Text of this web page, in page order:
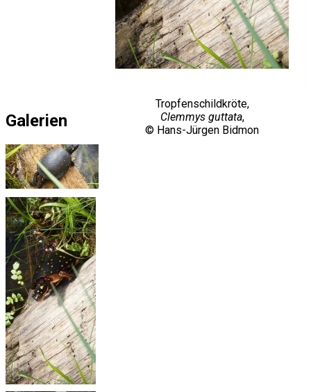
Tropfenschildkröte,
Clemmys guttata,
© Hans-Jürgen Bidmon
Galerien